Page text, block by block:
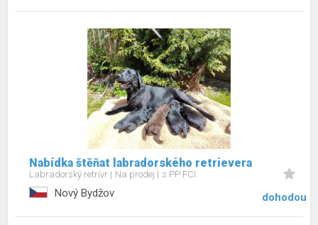
Nabídka štěňat labradorského retrievera
Labradorský retrívr Na prodej s PP FCI
Nový Bydžov dohodou